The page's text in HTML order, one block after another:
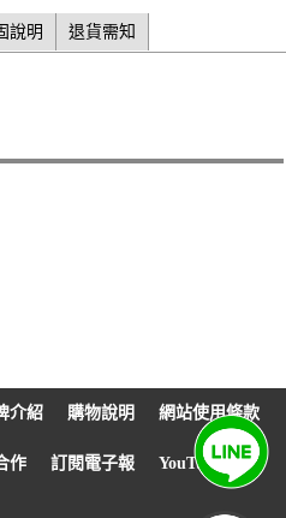
說明 退貨需知
介紹 購物說明 網站使用條款
作 訂閱電子報 YouTube